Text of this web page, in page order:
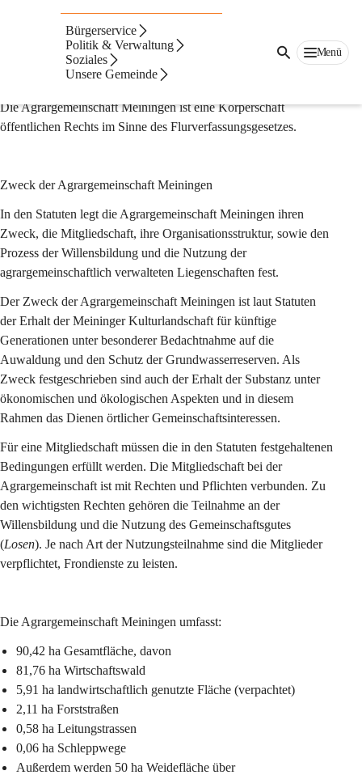
Bürgerservice
Politik & Verwaltung
Soziales
Unsere Gemeinde
Menü
Umwelt & Natur
Agrargemeinschaft Meiningen
Die Agrargemeinschaft Meiningen ist eine Körperschaft
öffentlichen Rechts im Sinne des Flurverfassungsgesetzes.
Zweck der Agrargemeinschaft Meiningen
In den Statuten legt die Agrargemeinschaft Meiningen ihren
Zweck, die Mitgliedschaft, ihre Organisationsstruktur, sowie den
Prozess der Willensbildung und die Nutzung der
agrargemeinschaftlich verwalteten Liegenschaften fest.
Der Zweck der Agrargemeinschaft Meiningen ist laut Statuten
der Erhalt der Meininger Kulturlandschaft für künftige
Generationen unter besonderer Bedachtnahme auf die
Auwaldung und den Schutz der Grundwasserreserven. Als
Zweck festgeschrieben sind auch der Erhalt der Substanz unter
ökonomischen und ökologischen Aspekten und in diesem
Rahmen das Dienen örtlicher Gemeinschaftsinteressen.
Für eine Mitgliedschaft müssen die in den Statuten festgehaltenen
Bedingungen erfüllt werden. Die Mitgliedschaft bei der
Agrargemeinschaft ist mit Rechten und Pflichten verbunden. Zu
den wichtigsten Rechten gehören die Teilnahme an der
Willensbildung und die Nutzung des Gemeinschaftsgutes
(Losen). Je nach Art der Nutzungsteilnahme sind die Mitglieder
verpflichtet, Frondienste zu leisten.
Die Agrargemeinschaft Meiningen umfasst:
90,42 ha Gesamtfläche, davon
81,76 ha Wirtschaftswald
5,91 ha landwirtschaftlich genutzte Fläche (verpachtet)
2,11 ha Forststraßen
0,58 ha Leitungstrassen
0,06 ha Schleppwege
Außerdem werden 50 ha Weidefläche über